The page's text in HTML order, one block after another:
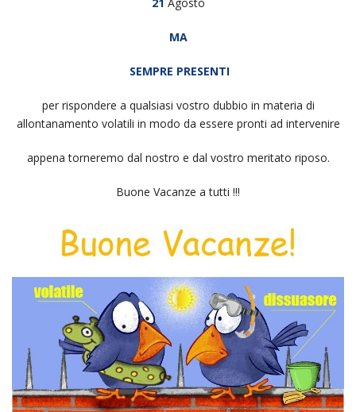
21 Agosto
MA
SEMPRE PRESENTI
per rispondere a qualsiasi vostro dubbio in materia di
allontanamento volatili in modo da essere pronti ad intervenire
appena torneremo dal nostro e dal vostro meritato riposo.
Buone Vacanze a tutti !!!